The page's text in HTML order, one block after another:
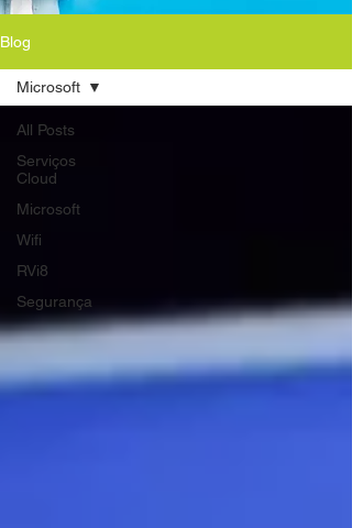
Blog
All Posts
Serviços
Cloud
Microsoft
Wifi
RVi8
Segurança
Microsoft